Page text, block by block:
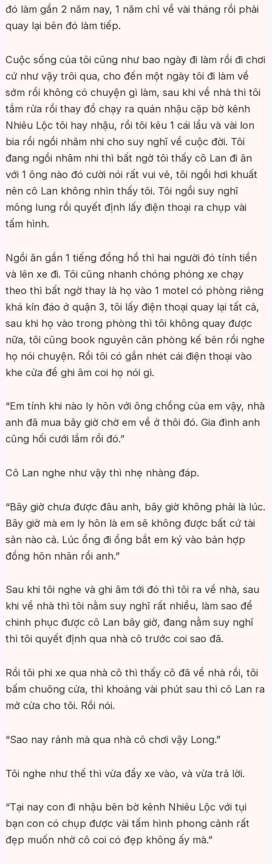
đó làm gần 2 năm nay, 1 năm chỉ về vài tháng rồi phải
quay lại bên đó làm tiếp.
Cuộc sống của tôi cũng như bao ngày đi làm rồi đi chơi
cứ như vậy trôi qua, cho đến một ngày tôi đi làm về
sớm rồi không có chuyện gì làm, sau khi về nhà thì tôi
tắm rửa rồi thay đồ chạy ra quán nhậu cặp bờ kênh
Nhiêu Lộc tôi hay nhậu, rồi tôi kêu 1 cái lẩu và vài lon
bia rồi ngồi nhâm nhi cho suy nghĩ về cuộc đời. Tôi
đang ngồi nhâm nhi thì bất ngờ tôi thấy cô Lan đi ăn
với 1 ông nào đó cười nói rất vui vẻ, tôi ngồi hơi khuất
nên cô Lan không nhìn thấy tôi. Tôi ngồi suy nghĩ
mông lung rồi quyết định lấy điện thoại ra chụp vài
tấm hình.
Ngồi ăn gần 1 tiếng đồng hồ thì hai người đó tính tiền
và lên xe đi. Tôi cũng nhanh chóng phóng xe chạy
theo thì bất ngờ thay là họ vào 1 motel có phòng riêng
khá kín đáo ở quận 3, tôi lấy điện thoại quay lại tất cả,
sau khi họ vào trong phòng thì tôi không quay được
nữa, tôi cũng book nguyên căn phòng kế bên rồi nghe
họ nói chuyện. Rồi tôi có gắn nhét cái điện thoại vào
khe cửa để ghi âm coi họ nói gì.
“Em tính khi nào ly hôn với ông chồng của em vậy, nhà
anh đã mua bây giờ chờ em về ở thôi đó. Gia đình anh
cũng hối cưới lắm rồi đó.”
Cô Lan nghe như vậy thì nhẹ nhàng đáp.
“Bây giờ chưa được đâu anh, bây giờ không phải là lúc.
Bây giờ mà em ly hôn là em sẽ không được bất cứ tài
sản nào cả. Lúc ổng đi ổng bắt em ký vào bản hợp
đồng hôn nhân rồi anh.”
Sau khi tôi nghe và ghi âm tới đó thì tôi ra về nhà, sau
khi về nhà thì tôi nằm suy nghĩ rất nhiều, làm sao để
chinh phục được cô Lan bây giờ, đang nằm suy nghĩ
thì tôi quyết định qua nhà cô trước coi sao đã.
Rồi tôi phi xe qua nhà cô thì thấy cô đã về nhà rồi, tôi
bấm chuông cửa, thì khoảng vài phút sau thì cô Lan ra
mở cửa cho tôi. Rồi nói.
“Sao nay rảnh mà qua nhà cô chơi vậy Long.”
Tôi nghe như thế thì vừa đẩy xe vào, và vừa trả lời.
“Tại nay con đi nhậu bên bờ kênh Nhiêu Lộc với tụi
bạn con có chụp được vài tấm hình phong cảnh rất
đẹp muốn nhờ cô coi có đẹp không ấy mà.”